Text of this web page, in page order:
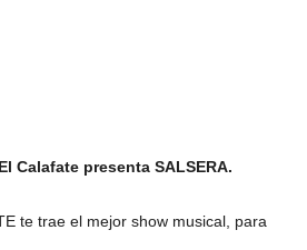
Calafate presenta SALSERA.
te trae el mejor show musical, para